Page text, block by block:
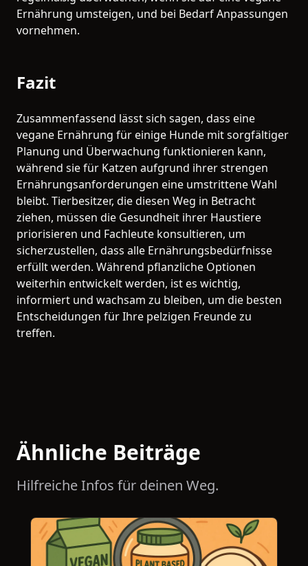
Ernährung umsteigen, und bei Bedarf Anpassungen
vornehmen.
Fazit
Zusammenfassend lässt sich sagen, dass eine
vegane Ernährung für einige Hunde mit sorgfältiger
Planung und Überwachung funktionieren kann,
während sie für Katzen aufgrund ihrer strengen
Ernährungsanforderungen eine umstrittene Wahl
bleibt. Tierbesitzer, die diesen Weg in Betracht
ziehen, müssen die Gesundheit ihrer Haustiere
priorisieren und Fachleute konsultieren, um
sicherzustellen, dass alle Ernährungsbedürfnisse
erfüllt werden. Während pflanzliche Optionen
weiterhin entwickelt werden, ist es wichtig,
informiert und wachsam zu bleiben, um die besten
Entscheidungen für Ihre pelzigen Freunde zu
treffen.
Ähnliche Beiträge
Hilfreiche Infos für deinen Weg.